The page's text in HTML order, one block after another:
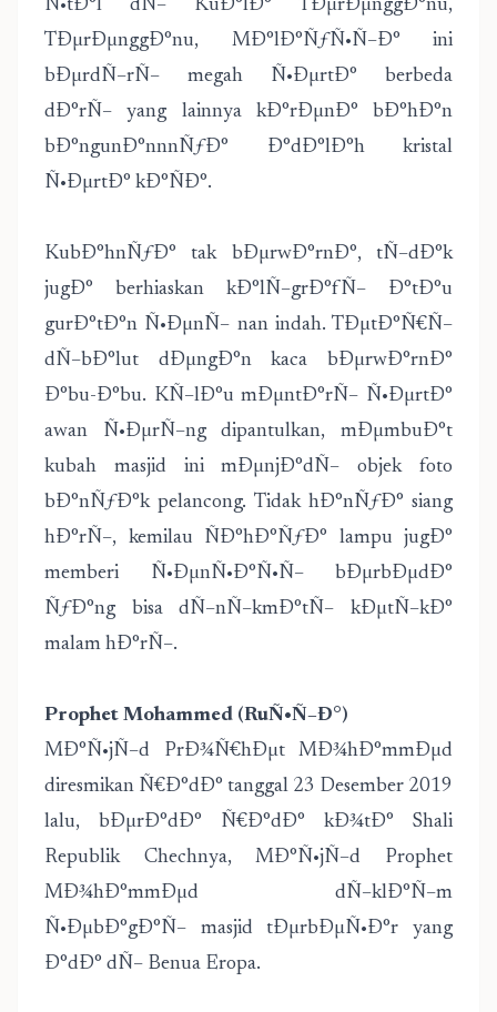
Ñ•tÐ°l dÑ– KuÐ°lÐ° TÐµrÐµnggÐ°nu,
TÐµrÐµnggÐ°nu, MÐ°lÐ°ÑƒÑ•Ñ–Ð° ini
bÐµrdÑ–rÑ– megah Ñ•ÐµrtÐ° berbeda
dÐ°rÑ– yang lainnya kÐ°rÐµnÐ° bÐ°hÐ°n
bÐ°ngunÐ°nnnÑƒÐ° Ð°dÐ°lÐ°h kristal
Ñ•ÐµrtÐ° kÐ°ÑÐ°.
KubÐ°hnÑƒÐ° tak bÐµrwÐ°rnÐ°, tÑ–dÐ°k
jugÐ° berhiaskan kÐ°lÑ–grÐ°fÑ– Ð°tÐ°u
gurÐ°tÐ°n Ñ•ÐµnÑ– nan indah. TÐµtÐ°Ñ€Ñ–
dÑ–bÐ°lut dÐµngÐ°n kaca bÐµrwÐ°rnÐ°
Ð°bu-Ð°bu. KÑ–lÐ°u mÐµntÐ°rÑ– Ñ•ÐµrtÐ°
awan Ñ•ÐµrÑ–ng dipantulkan, mÐµmbuÐ°t
kubah masjid ini mÐµnjÐ°dÑ– objek foto
bÐ°nÑƒÐ°k pelancong. Tidak hÐ°nÑƒÐ° siang
hÐ°rÑ–, kemilau ÑÐ°hÐ°ÑƒÐ° lampu jugÐ°
memberi Ñ•ÐµnÑ•Ð°Ñ•Ñ– bÐµrbÐµdÐ°
ÑƒÐ°ng bisa dÑ–nÑ–kmÐ°tÑ– kÐµtÑ–kÐ°
malam hÐ°rÑ–.
Prophet Mohammed (RuÑ•Ñ–Ð°)
MÐ°Ñ•jÑ–d PrÐ¾Ñ€hÐµt MÐ¾hÐ°mmÐµd
diresmikan Ñ€Ð°dÐ° tanggal 23 Desember 2019
lalu, bÐµrÐ°dÐ° Ñ€Ð°dÐ° kÐ¾tÐ° Shali
Republik Chechnya, MÐ°Ñ•jÑ–d Prophet
MÐ¾hÐ°mmÐµd dÑ–klÐ°Ñ–m
Ñ•ÐµbÐ°gÐ°Ñ– masjid tÐµrbÐµÑ•Ð°r yang
Ð°dÐ° dÑ– Benua Eropa.